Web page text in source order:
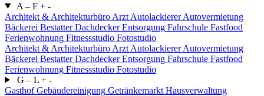
A – F + -
Architekt & Architekturbüro Arzt Autolackierer Autovermietung
Bäckerei Bestatter Dachdecker Entsorgung Fahrschule Fastfood
Ferienwohnung Fitnessstudio Fotostudio
Architekt & Architekturbüro Arzt Autolackierer Autovermietung
Bäckerei Bestatter Dachdecker Entsorgung Fahrschule Fastfood
Ferienwohnung Fitnessstudio Fotostudio
G – L + -
Gasthof Gebäudereinigung Getränkemarkt Hausverwaltung